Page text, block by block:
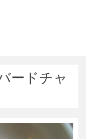
ードチャ